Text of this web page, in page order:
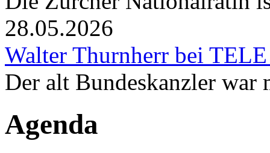
28.05.2026
Walter Thurnherr bei
Der alt Bundeskanzler war
Agenda